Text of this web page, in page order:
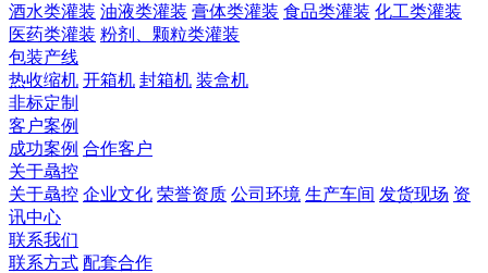
酒水类灌装 油液类灌装 膏体类灌装 食品类灌装 化工类灌装
医药类灌装 粉剂、颗粒类灌装
包装产线
热收缩机 开箱机 封箱机 装盒机
非标定制
客户案例
成功案例 合作客户
关于骉控
关于骉控 企业文化 荣誉资质 公司环境 生产车间 发货现场 资
讯中心
联系我们
联系方式 配套合作